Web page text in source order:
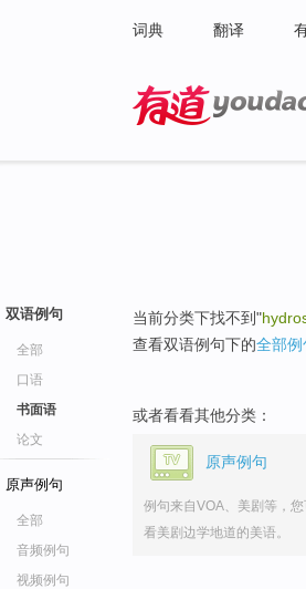
词典 翻译
双语例句
全部
口语
书面语
论文
原声例句
全部
音频例句
视频例句
当前分类下找不到"
查看双语例句下的全部例
或者看看其他分类：
原声例句
例句来自VOA、美剧等，您
看美剧边学地道的美语。